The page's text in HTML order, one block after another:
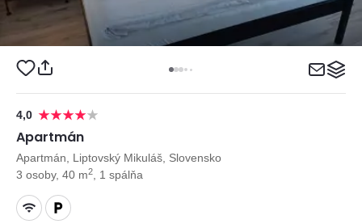
4,0
Apartmán
Apartmán, Liptovský Mikuláš, Slovensko
3 osoby, 40 m2 , 1 spálňa